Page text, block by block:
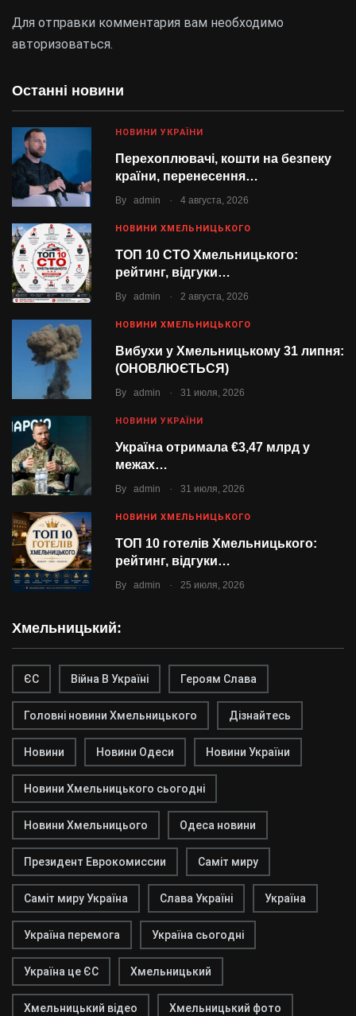
Останні новини
НОВИНИ УКРАЇНИ
Перехоплювачі, кошти на безпеку
країни, перенесення…
By admin . 4 августа, 2026
НОВИНИ ХМЕЛЬНИЦЬКОГО
ТОП 10 СТО Хмельницького:
рейтинг, відгуки…
By admin . 2 августа, 2026
НОВИНИ ХМЕЛЬНИЦЬКОГО
Вибухи у Хмельницькому 31 липня:
(ОНОВЛЮЄТЬСЯ)
By admin . 31 июля, 2026
НОВИНИ УКРАЇНИ
Україна отримала €3,47 млрд у
межах…
By admin . 31 июля, 2026
НОВИНИ ХМЕЛЬНИЦЬКОГО
ТОП 10 готелів Хмельницького:
рейтинг, відгуки…
By admin . 25 июля, 2026
Хмельницький:
ЄС Війна В Україні Героям Слава
Головні новини Хмельницького Дізнайтесь
Новини Новини Одеси Новини України
Новини Хмельницького сьогодні
Новини Хмельницього Одеса новини
Президент Еврокомиссии Саміт миру
Саміт миру Україна Слава Україні Україна
Україна перемога Україна сьогодні
Україна це ЄС Хмельницький
Хмельницький відео Хмельницький фото
Для отправки комментария вам необходимо
авторизоваться.